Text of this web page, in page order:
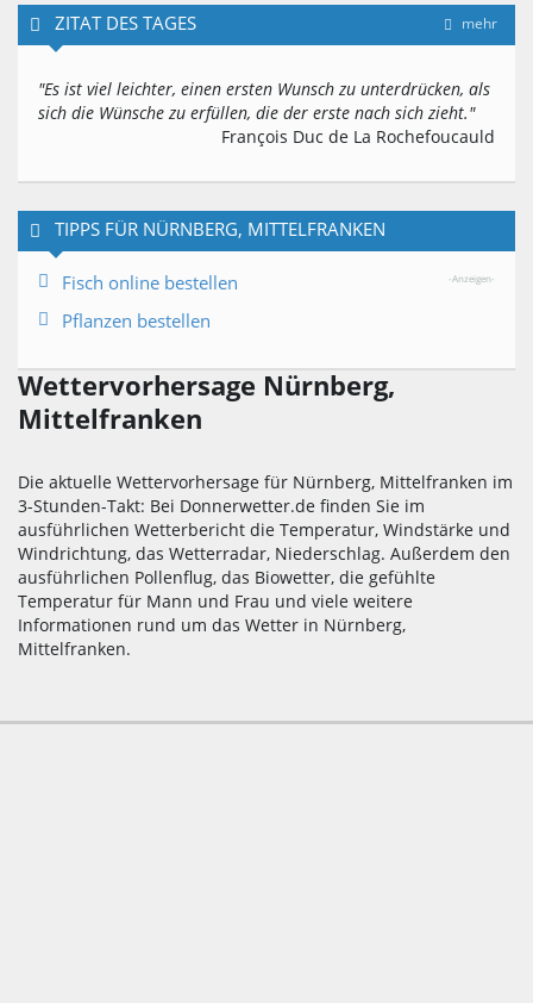
mehr
ZITAT DES TAGES
"Es ist viel leichter, einen ersten Wunsch zu unterdrücken, als
sich die Wünsche zu erfüllen, die der erste nach sich zieht."
François Duc de La Rochefoucauld
TIPPS FÜR NÜRNBERG, MITTELFRANKEN
-Anzeigen-
Fisch online bestellen
Pflanzen bestellen
Wettervorhersage Nürnberg,
Mittelfranken
Die aktuelle Wettervorhersage für Nürnberg, Mittelfranken im
3-Stunden-Takt: Bei Donnerwetter.de finden Sie im
ausführlichen Wetterbericht die Temperatur, Windstärke und
Windrichtung, das Wetterradar, Niederschlag. Außerdem den
ausführlichen Pollenflug, das Biowetter, die gefühlte
Temperatur für Mann und Frau und viele weitere
Informationen rund um das Wetter in Nürnberg,
Mittelfranken.